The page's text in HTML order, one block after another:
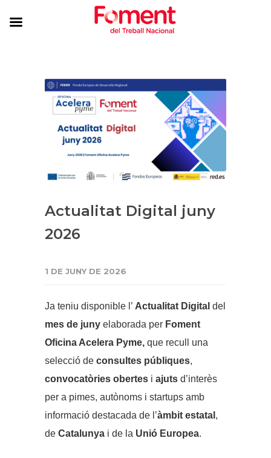
Actualitat Digital juny
2026
1 DE JUNY DE 2026
Ja teniu disponible l’ Actualitat Digital del
mes de juny elaborada per Foment
Oficina Acelera Pyme, que recull una
selecció de consultes públiques,
convocatòries obertes i ajuts d’interès
per a pimes, autònoms i startups amb
informació destacada de l’àmbit estatal ,
de Catalunya i de la Unió Europea.